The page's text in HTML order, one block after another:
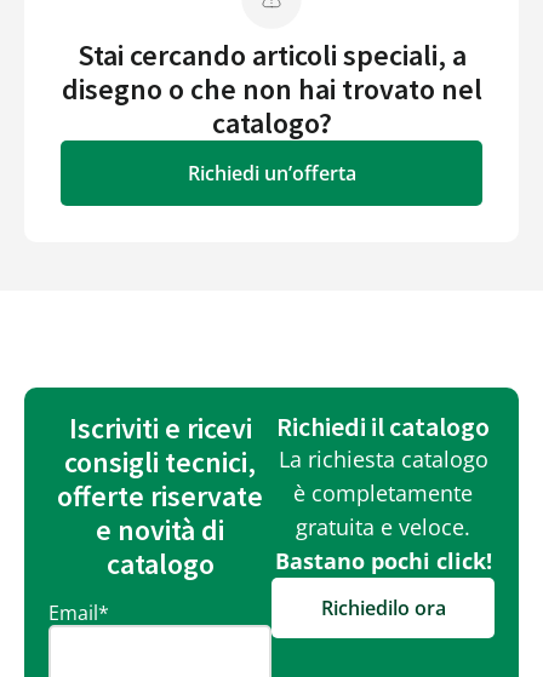
Stai cercando articoli speciali, a
disegno o che non hai trovato nel
catalogo?
Richiedi un’offerta
Iscriviti e ricevi
consigli tecnici,
offerte riservate
e novità di
catalogo
Email*
Richiedi il catalogo
La richiesta catalogo
è completamente
gratuita e veloce.
Bastano pochi click!
Richiedilo ora